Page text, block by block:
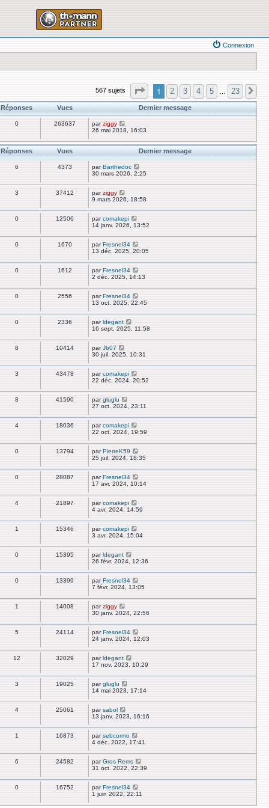
Connexion
567 sujets Page sur23
1 2 3 4 5 23
Réponses Vues Dernier message
0 263637 parziggy
26 mai 2018, 16:03
Réponses Vues Dernier message
6 4373 parBarthedoc
30 mars 2026, 2:25
3 37412 parziggy
9 mars 2026, 18:58
0 12506 parcomakepi
14 janv. 2026, 13:52
0 1670 parFresnel34
13 déc. 2025, 20:05
0 1612 parFresnel34
2 déc. 2025, 14:13
0 2556 parFresnel34
13 oct. 2025, 22:45
0 2336 parldegant
16 sept. 2025, 11:58
8 10414 parJb07
30 juil. 2025, 10:31
3 43478 parcomakepi
22 déc. 2024, 20:52
8 41590 pargluglu
27 oct. 2024, 23:11
4 18036 parcomakepi
22 oct. 2024, 19:59
0 13794 parPierreK59
25 juil. 2024, 18:35
0 28087 parFresnel34
17 avr. 2024, 10:14
4 21897 parcomakepi
4 avr. 2024, 14:59
1 15346 parcomakepi
3 avr. 2024, 15:04
0 15395 parldegant
26 févr. 2024, 12:36
0 13399 parFresnel34
7 févr. 2024, 13:05
1 14008 parziggy
30 janv. 2024, 22:56
5 24114 parFresnel34
24 janv. 2024, 12:03
12 32029 parldegant
17 nov. 2023, 10:29
3 19025 pargluglu
14 mai 2023, 17:14
4 25061 parsabol
13 janv. 2023, 16:16
1 16873 parsebcormo
4 déc. 2022, 17:41
6 24582 parGros Rems
31 oct. 2022, 22:39
0 16752 parFresnel34
1 juin 2022, 22:11